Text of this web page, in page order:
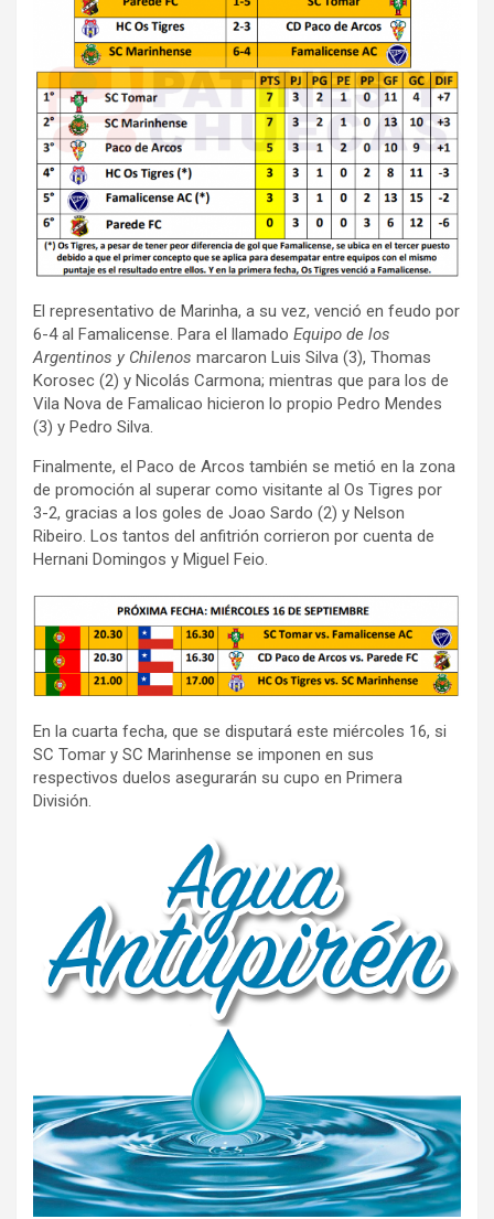
El representativo de Marinha, a su vez, venció en feudo por
6-4 al Famalicense. Para el llamado Equipo de los
Argentinos y Chilenos marcaron Luis Silva (3), Thomas
Korosec (2) y Nicolás Carmona; mientras que para los de
Vila Nova de Famalicao hicieron lo propio Pedro Mendes
(3) y Pedro Silva.
Finalmente, el Paco de Arcos también se metió en la zona
de promoción al superar como visitante al Os Tigres por
3-2, gracias a los goles de Joao Sardo (2) y Nelson
Ribeiro. Los tantos del anfitrión corrieron por cuenta de
Hernani Domingos y Miguel Feio.
En la cuarta fecha, que se disputará este miércoles 16, si
SC Tomar y SC Marinhense se imponen en sus
respectivos duelos asegurarán su cupo en Primera
División.